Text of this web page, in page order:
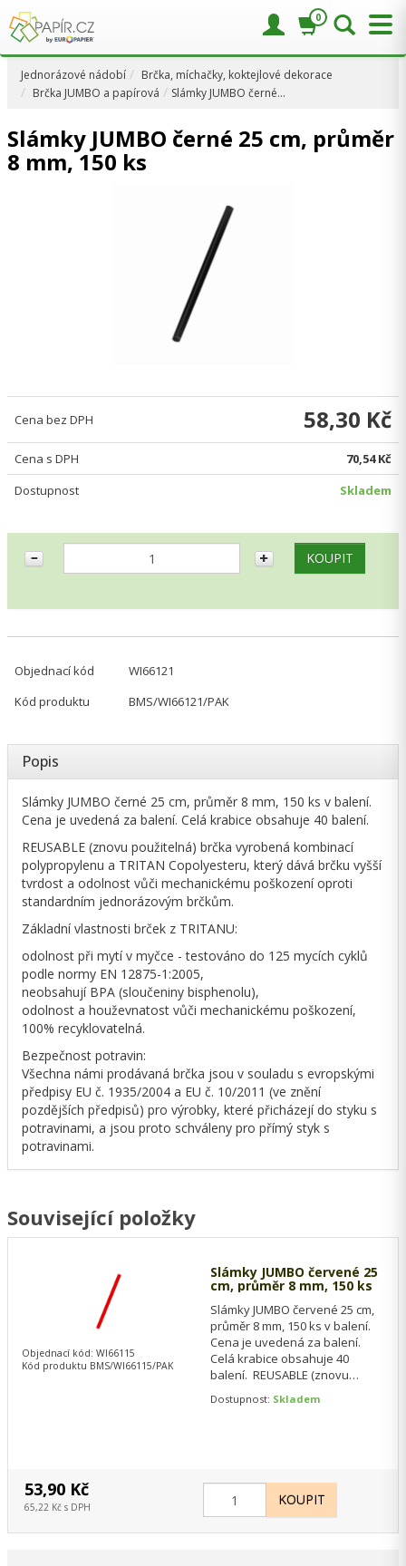
Jednorázové nádobí
Brčka, míchačky, koktejlové dekorace
Brčka JUMBO a papírová
Slámky JUMBO černé…
Slámky JUMBO černé 25 cm, průměr
8 mm, 150 ks
Cena bez DPH 58,30 Kč
Cena s DPH
70,54 Kč
Dostupnost
Skladem
Objednací kód
WI66121
Kód produktu
BMS/WI66121/PAK
Popis
Slámky JUMBO černé 25 cm, průměr 8 mm, 150 ks v balení.
Cena je uvedená za balení. Celá krabice obsahuje 40 balení.
REUSABLE (znovu použitelná) brčka vyrobená kombinací
polypropylenu a TRITAN Copolyesteru, který dává brčku vyšší
tvrdost a odolnost vůči mechanickému poškození oproti
standardním jednorázovým brčkům.
Základní vlastnosti brček z TRITANU:
odolnost při mytí v myčce - testováno do 125 mycích cyklů
podle normy EN 12875-1:2005,
neobsahují BPA (sloučeniny bisphenolu),
odolnost a houževnatost vůči mechanickému poškození,
100% recyklovatelná.
Bezpečnost potravin:
Všechna námi prodávaná brčka jsou v souladu s evropskými
předpisy EU č. 1935/2004 a EU č. 10/2011 (ve znění
pozdějších předpisů) pro výrobky, které přicházejí do styku s
potravinami, a jsou proto schváleny pro přímý styk s
potravinami.
Související položky
Slámky JUMBO červené 25
cm, průměr 8 mm, 150 ks
Slámky JUMBO červené 25 cm,
průměr 8 mm, 150 ks v balení.
Cena je uvedená za balení.
Celá krabice obsahuje 40
balení. REUSABLE (znovu
kombinací…
Dostupnost: Skladem
Objednací kód: WI66115
Kód produktu BMS/WI66115/PAK
53,90 Kč
65,22 Kč s DPH
0